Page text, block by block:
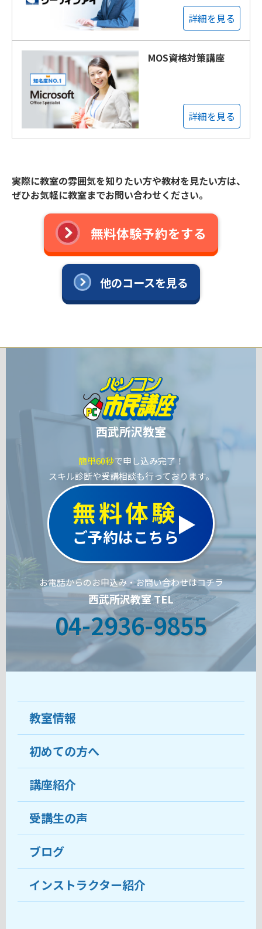
詳細を見る
MOS資格対策講座
詳細を見る
実際に教室の雰囲気を知りたい方や教材を見たい方は、
ぜひお気軽に教室までお問い合わせください。
無料体験予約をする
他のコースを見る
西武所沢教室
簡単60秒で申し込み完了！
スキル診断や受講相談も行っております。
無料体験
ご予約はこちら
お電話からのお申込み・お問い合わせはコチラ
西武所沢教室 TEL
04-2936-9855
教室情報
教室について
受講生の声
おすすめ・人気の講座
目的から講座を探す
教室ブログ
初めての方へ
ココがおすすめ
料金
受講までの流れ
よくあるご質問
講座紹介
受講生の声
ブログ
インストラクター紹介